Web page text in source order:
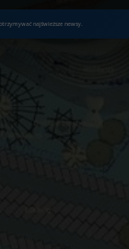
najświeższe newsy.